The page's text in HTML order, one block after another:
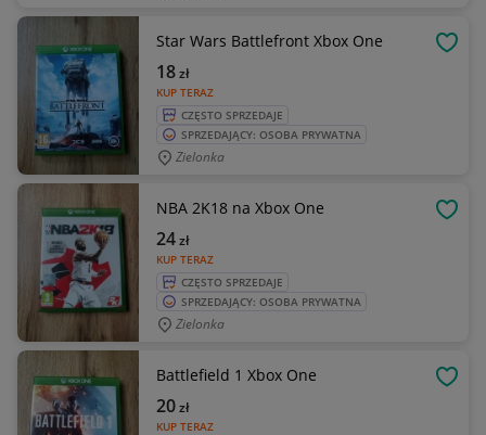
Star Wars Battlefront Xbox One
KUP TERAZ
18zł
CZĘSTO SPRZEDAJE
SPRZEDAJĄCY: OSOBA PRYWATNA
Zielonka
NBA 2K18 na Xbox One
KUP TERAZ
24zł
CZĘSTO SPRZEDAJE
SPRZEDAJĄCY: OSOBA PRYWATNA
Zielonka
Battlefield 1 Xbox One
KUP TERAZ
20zł